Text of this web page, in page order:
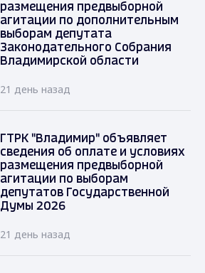
размещения предвыборной
агитации по дополнительным
выборам депутата
Законодательного Собрания
Владимирской области
21 день назад
ГТРК "Владимир" объявляет
сведения об оплате и условиях
размещения предвыборной
агитации по выборам
депутатов Государственной
Думы 2026
21 день назад